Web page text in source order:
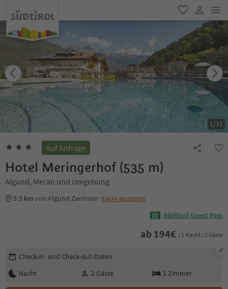
favorit
user link
1/31
Auf Anfrage
Hotel Meringerhof (535 m)
Algund, Meran und Umgebung
5.5 kmvon Algund Zentrum Karte anzeigen
Südtirol Guest Pass
ab 194€ / 1 Nacht / 2 Gäste
Buchungsdetails bearbeiten
Check-in- und Check-out-Daten
Nacht
2 Gäste 1 Zimmer